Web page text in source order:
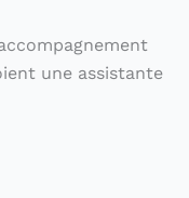
une assistante